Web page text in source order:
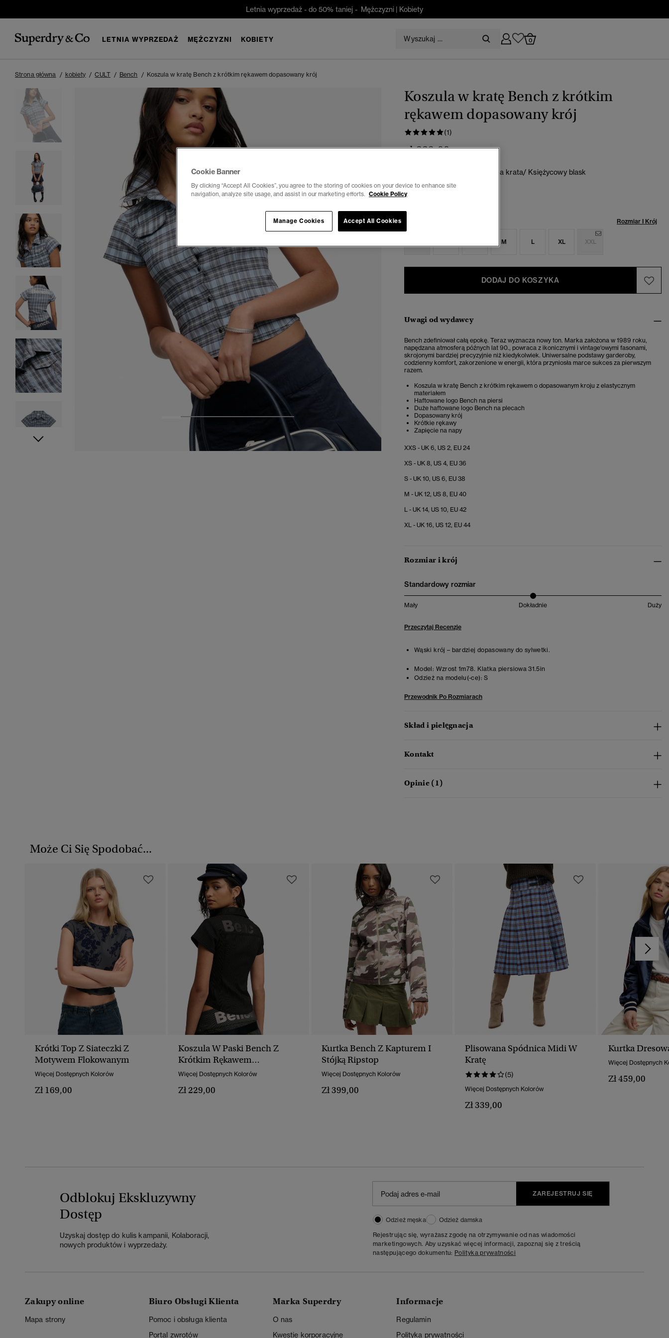
Letnia wyprzedaż - do 50% taniej - Mężczyzni | Kobiety
LETNIA WYPRZEDAŻ MĘŻCZYZNI KOBIETY 0
Strona główna kobiety CULT Bench Koszula w kratę Bench z krótkim rękawem dopasowany krój
2 7
Koszula w kratę Bench z krótkim
rękawem dopasowany krój
(1)
zł 229,00
Niebieska melancholijna krata/ Księżycowy blask
wybrano
Rozmiar I Krój
M L XL XXL
DODAJ DO KOSZYKA
Uwagi od wydawcy
Bench zdefiniował całą epokę. Teraz wyznacza nowy ton. Marka założona w 1989 roku,
napędzana atmosferą późnych lat 90., powraca z ikonicznymi i vintage'owymi fasonami,
skrojonymi bardziej precyzyjnie niż kiedykolwiek. Uniwersalne podstawy garderoby,
codzienny komfort, zakorzenione w energii, która przyniosła marce sukces za pierwszym
razem.
Koszula w kratę Bench z krótkim rękawem o dopasowanym kroju z elastycznym
materiałem
Haftowane logo Bench na piersi
Duże haftowane logo Bench na plecach
Dopasowany krój
Krótkie rękawy
Zapięcie na napy
XXS - UK 6, US 2, EU 24
XS - UK 8, US 4, EU 36
S - UK 10, US 6, EU 38
M - UK 12, US 8, EU 40
L - UK 14, US 10, EU 42
XL - UK 16, US 12, EU 44
Rozmiar i krój
Standardowy rozmiar
Mały Dokładnie Duży
Przeczytaj Recenzje
Wąski krój – bardziej dopasowany do sylwetki.
Model: Wzrost 1m78. Klatka piersiowa 31.5in
Odzież na modelu(-ce): S
Przewodnik Po Rozmiarach
Skład i pielęgnacja
Kontakt
Opinie (1)
Może Ci Się Spodobać...
Krótki Top Z Siateczki Z
Motywem Flokowanym
Więcej Dostępnych Kolorów
Zł 169,00
Koszula W Paski Bench Z
Krótkim Rękawem
Dopasowany Krój
Więcej Dostępnych Kolorów
Zł 229,00
Kurtka Bench Z Kapturem I
Stójką Ripstop
Więcej Dostępnych Kolorów
Zł 399,00
Plisowana Spódnica Midi W
Kratę
(5)
Więcej Dostępnych Kolorów
Zł 339,00
Kurtka
Więcej Dostępnych
Zł 459,00
Odblokuj Ekskluzywny
Dostęp
Uzyskaj dostęp do kulis kampanii, Kolaboracji,
nowych produktów i wyprzedaży.
ZAREJESTRUJ SIĘ
Odzież męska
Odzież damska
Rejestrując się, wyrażasz zgodę na otrzymywanie od nas wiadomości
marketingowych. Aby uzyskać więcej informacji, zapoznaj się z treścią
następującego dokumentu: Polityka prywatności
Zakupy online
Mapa strony
Biuro Obsługi Klienta
Pomoc i obsługa klienta
Portal zwrotów
Marka Superdry
O nas
Kwestie korporacyjne
Informacje
Regulamin
Polityka prywatności
Cookie Banner
By clicking “Accept All Cookies”, you agree to the storing of cookies on your device to enhance site
navigation, analyze site usage, and assist in our marketing efforts. Cookie Policy
Accept All Cookies
Manage Cookies